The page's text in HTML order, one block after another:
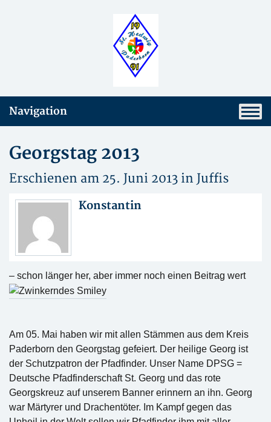
Navigation
Georgstag 2013
Erschienen am 25. Juni 2013 in Juffis
Konstantin
– schon länger her, aber immer noch einen Beitrag wert
Am 05. Mai haben wir mit allen Stämmen aus dem Kreis
Paderborn den Georgstag gefeiert. Der heilige Georg ist
der Schutzpatron der Pfadfinder. Unser Name DPSG =
Deutsche Pfadfinderschaft St. Georg und das rote
Georgskreuz auf unserem Banner erinnern an ihn. Georg
war Märtyrer und Drachentöter. Im Kampf gegen das